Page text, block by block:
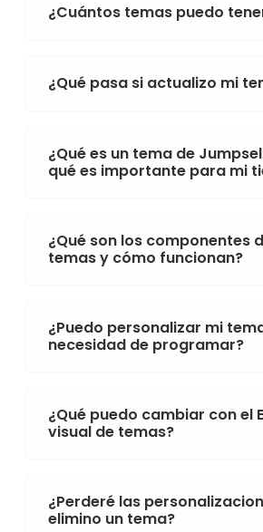
¿Cuántos temas puedo
¿Qué pasa si actualizo mi
¿Qué es un tema de
qué es importante para mi
¿Qué son los componentes
temas y cómo funcionan?
¿Puedo personalizar mi
necesidad de programar?
¿Qué puedo cambiar con el
visual de temas?
¿Perderé las
elimino un tema?